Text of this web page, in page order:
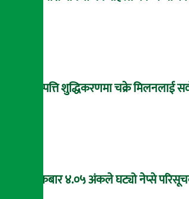
सम्पत्ति शुद्धिकरणमा चक्रे मिलनलाई
शुक्रबार ४.०५ अंकले घट्यो नेप्से